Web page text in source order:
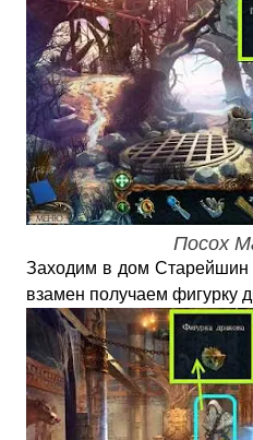
Посох
Заходим в дом Старейшин
взамен получаем фигурку